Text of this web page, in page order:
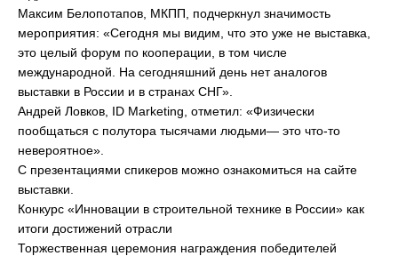
Максим Белопотапов, МКПП, подчеркнул значимость
мероприятия: «Сегодня мы видим, что это уже не выставка,
это целый форум по кооперации, в том числе
международной. На сегодняшний день нет аналогов
выставки в России и в странах СНГ».
Андрей Ловков, ID Marketing, отметил: «Физически
пообщаться с полутора тысячами людьми— это что-то
невероятное».
С презентациями спикеров можно ознакомиться на сайте
выставки.
Конкурс «Инновации в строительной технике в России» как
итоги достижений отрасли
Торжественная церемония награждения победителей